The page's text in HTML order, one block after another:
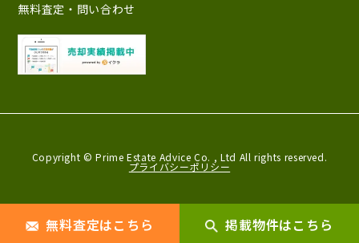
無料査定はこちら 掲載物件はこちら
無料査定・問い合わせ
Copyright © Prime Estate Advice Co. , Ltd All rights reserved.
プライバシーポリシー